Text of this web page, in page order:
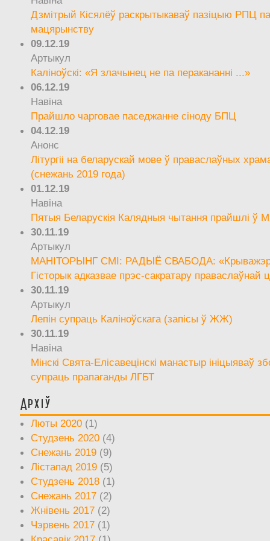
Дзмітрый Кісялёў раскрытыкаваў пазіцыю РПЦ
мацярынству
09.12.19
Артыкул
Каліноўскі: «Я злачынец не па перакананні ...»
06.12.19
Навіна
Прайшло чарговае паседжанне сіноду БПЦ
04.12.19
Анонс
Літургіі на беларускай мове ў праваслаўных
(снежань 2019 года)
01.12.19
Навіна
Пятыя Беларускія Калядныя чытання прайшлі ў
30.11.19
Артыкул
МАНІТОРЫНГ СМІ: РАДЫЁ СВАБОДА:
Гісторык адказвае прэс-сакратару праваслаўнай
30.11.19
Артыкул
Лепін супраць Каліноўскага (запісы ў ЖЖ)
30.11.19
Навіна
Мінскі Свята-Елісавецінскі манастыр ініцыяваў
супраць прапаганды ЛГБТ
Архіў
Люты 2020 (1)
Студзень 2020 (4)
Снежань 2019 (9)
Лістапад 2019 (5)
Студзень 2018 (1)
Снежань 2017 (2)
Жнівень 2017 (2)
Чэрвень 2017 (1)